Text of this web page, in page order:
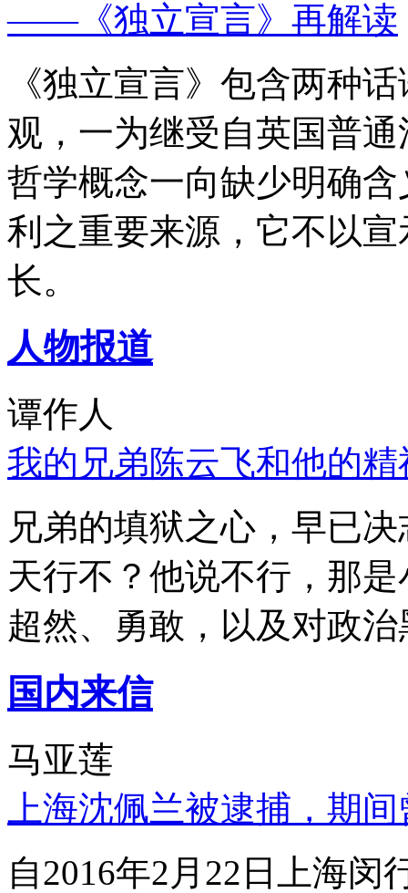
——《独立宣言》再解读
《独立宣言》包含两种
观，一为继受自英国普
哲学概念一向缺少明确
利之重要来源，它不以
长。
人物报道
谭作人
我的兄弟陈云飞和他的
兄弟的填狱之心，早已
天行不？他说不行，那
超然、勇敢，以及对政
国内来信
马亚莲
上海沈佩兰被逮捕，期
自2016年2月22日上海